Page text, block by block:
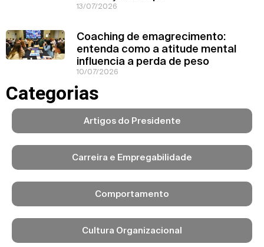
13/07/2026
Coaching de emagrecimento:
entenda como a atitude mental
influencia a perda de peso
10/07/2026
Categorias
Artigos do Presidente
Carreira e Empregabilidade
Comportamento
Cultura Organizacional